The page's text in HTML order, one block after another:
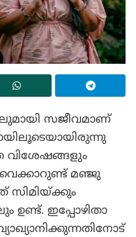
സജീവമാണ്
വിശേഷങ്ങളും
മഞ്ജു
സിമിയ്ക്കും
ഉണ്ട്. ഇപ്പോഴിതാ